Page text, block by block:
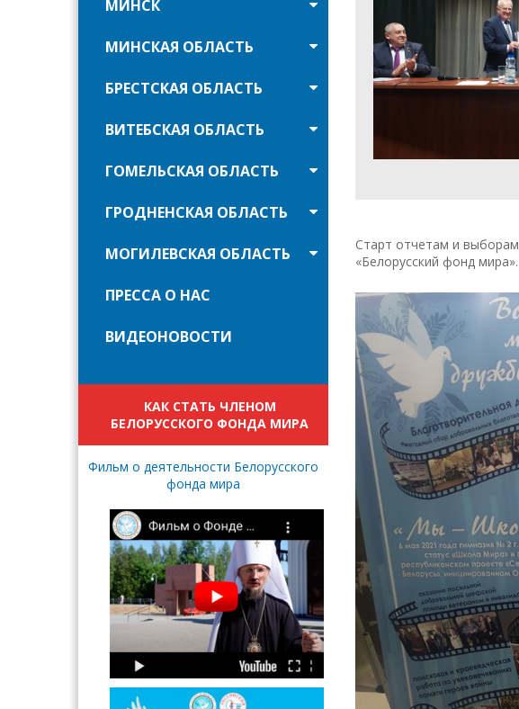
МИНСК
МИНСКАЯ ОБЛАСТЬ
БРЕСТСКАЯ ОБЛАСТЬ
ВИТЕБСКАЯ ОБЛАСТЬ
ГОМЕЛЬСКАЯ ОБЛАСТЬ
ГРОДНЕНСКАЯ ОБЛАСТЬ
МОГИЛЕВСКАЯ ОБЛАСТЬ
ПРЕССА О НАС
ВИДЕОНОВОСТИ
КАК СТАТЬ ЧЛЕНОМ
БЕЛОРУССКОГО ФОНДА МИРА
Фильм о деятельности Белорусского
фонда мира
Старт отчетам и
«Белорусский фонд мира».